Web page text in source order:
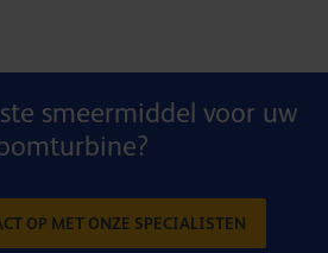
smeermiddel voor uw
OP MET ONZE SPECIALISTEN